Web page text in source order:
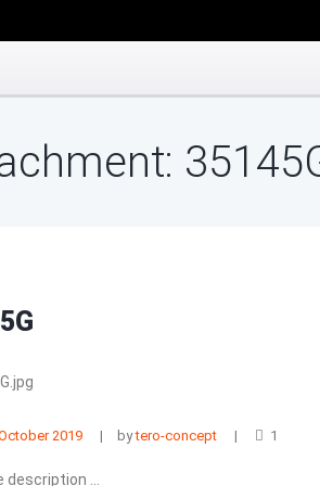
2019 bytero-concept 1
description ...